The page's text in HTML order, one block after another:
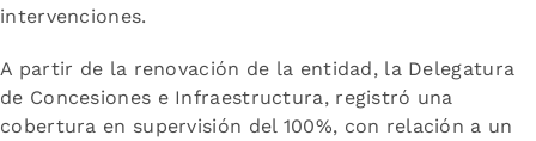
intervenciones.
A partir de la renovación de la entidad, la Delegatura
de Concesiones e Infraestructura, registró una
cobertura en supervisión del 100%, con relación a un